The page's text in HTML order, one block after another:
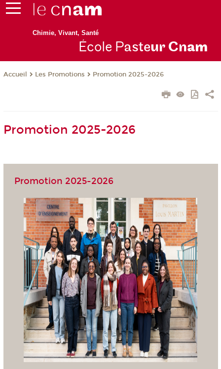
Chimie, Vivant, Santé
École Pasteur Cnam
Accueil Les Promotions Promotion 2025-2026
Promotion 2025-2026
Promotion 2025-2026